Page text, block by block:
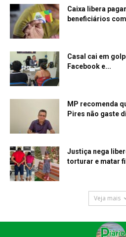
Caixa libera
beneficiários
Casal cai em
Facebook e...
MP recomenda
Pires não gaste
Justiça nega
torturar e matar
Veja mais